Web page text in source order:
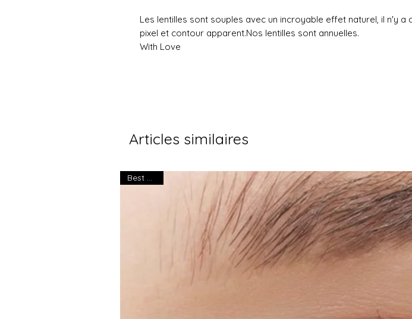
Les lentilles sont souples avec un incroyable effet naturel, il n'y a
pixel et contour apparent.Nos lentilles sont annuelles.
With Love
Articles similaires
Best seller